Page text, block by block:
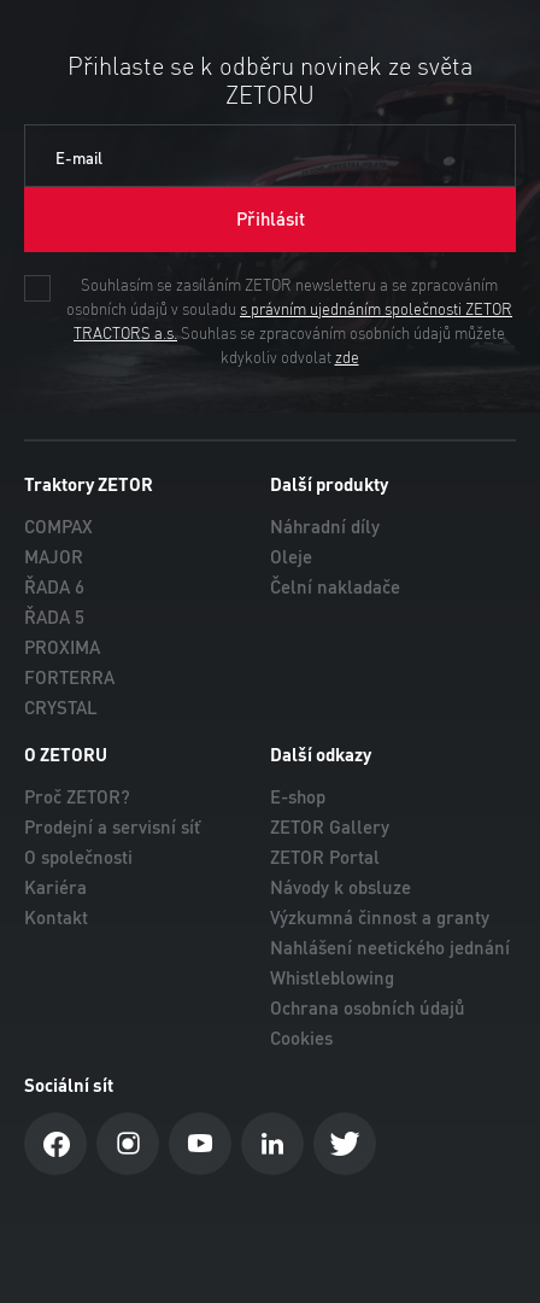
Přihlaste se k odběru novinek ze světa
ZETORU
E-mail
Přihlásit
Souhlasím se zasíláním ZETOR newsletteru a se zpracováním
osobních údajů v souladu s právním ujednáním společnosti ZETOR
TRACTORS a.s. Souhlas se zpracováním osobních údajů můžete
kdykoliv odvolat zde
Traktory ZETOR
COMPAX
MAJOR
ŘADA 6
ŘADA 5
PROXIMA
FORTERRA
CRYSTAL
Další produkty
Náhradní díly
Oleje
Čelní nakladače
O ZETORU
Proč ZETOR?
Prodejní a servisní síť
O společnosti
Kariéra
Kontakt
Další odkazy
E-shop
ZETOR Gallery
ZETOR Portal
Návody k obsluze
Výzkumná činnost a granty
Nahlášení neetického jednání
Whistleblowing
Ochrana osobních údajů
Cookies
Sociální sít